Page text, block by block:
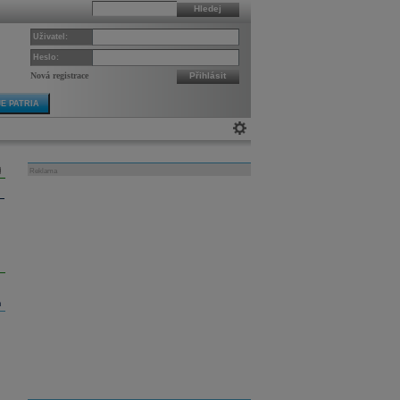
Hledej
Uživatel:
Heslo:
Nová registrace Přihlásit
PATRIA
Reklama